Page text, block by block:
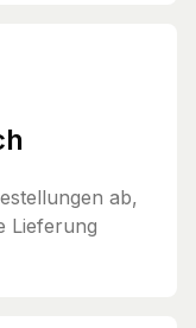
ab,
Lieferung